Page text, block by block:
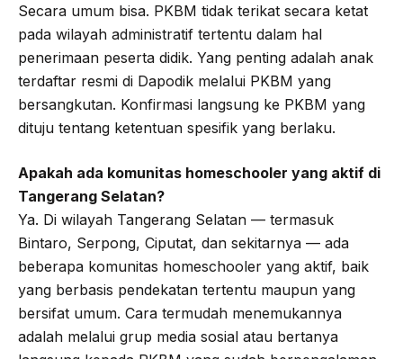
Secara umum bisa. PKBM tidak terikat secara ketat
pada wilayah administratif tertentu dalam hal
penerimaan peserta didik. Yang penting adalah anak
terdaftar resmi di Dapodik melalui PKBM yang
bersangkutan. Konfirmasi langsung ke PKBM yang
dituju tentang ketentuan spesifik yang berlaku.
Apakah ada komunitas homeschooler yang aktif di
Tangerang Selatan?
Ya. Di wilayah Tangerang Selatan — termasuk
Bintaro, Serpong, Ciputat, dan sekitarnya — ada
beberapa komunitas homeschooler yang aktif, baik
yang berbasis pendekatan tertentu maupun yang
bersifat umum. Cara termudah menemukannya
adalah melalui grup media sosial atau bertanya